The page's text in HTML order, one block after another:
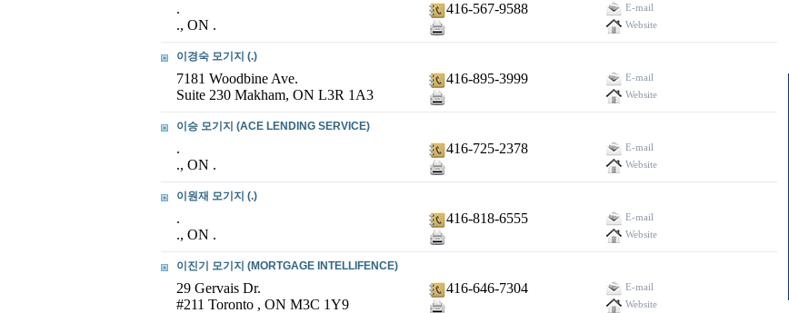
.
., ON .
416-567-9588
E-mail
Website
이경숙 모기지 (.)
7181 Woodbine Ave.
Suite 230 Makham, ON L3R 1A3
416-895-3999
E-mail
Website
이승 모기지 (ACE LENDING SERVICE)
.
., ON .
416-725-2378
E-mail
Website
이원재 모기지 (.)
.
., ON .
416-818-6555
E-mail
Website
이진기 모기지 (MORTGAGE INTELLIFENCE)
29 Gervais Dr.
#211 Toronto , ON M3C 1Y9
416-646-7304
E-mail
Website